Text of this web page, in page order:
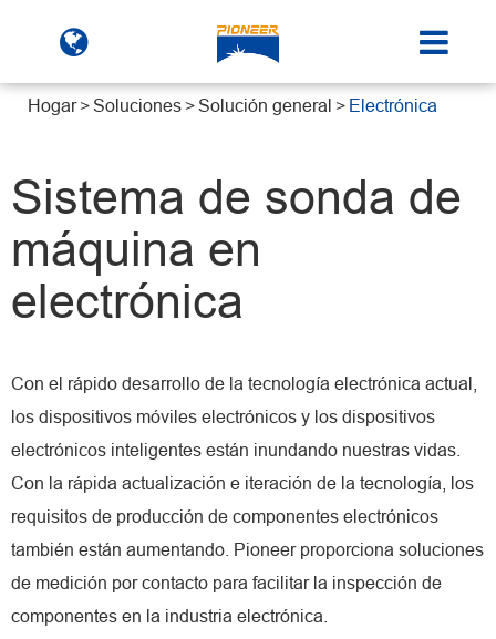
Hogar Soluciones Solución general Electrónica
Sistema de sonda de
máquina en
electrónica
Con el rápido desarrollo de la tecnología electrónica actual,
los dispositivos móviles electrónicos y los dispositivos
electrónicos inteligentes están inundando nuestras vidas.
Con la rápida actualización e iteración de la tecnología, los
requisitos de producción de componentes electrónicos
también están aumentando. Pioneer proporciona soluciones
de medición por contacto para facilitar la inspección de
componentes en la industria electrónica.